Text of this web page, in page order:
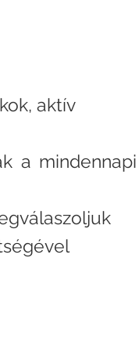
aktív
a mindennapi